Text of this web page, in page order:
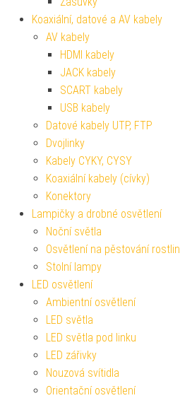
Koaxiální, datové a AV kabely
AV kabely
HDMI kabely
JACK kabely
SCART kabely
USB kabely
Datové kabely UTP, FTP
Dvojlinky
Kabely CYKY, CYSY
Koaxiální kabely (cívky)
Konektory
Lampičky a drobné osvětlení
Noční světla
Osvětlení na pěstování rostlin
Stolní lampy
LED osvětlení
Ambientní osvětlení
LED světla
LED světla pod linku
LED zářivky
Nouzová svítidla
Orientační osvětlení